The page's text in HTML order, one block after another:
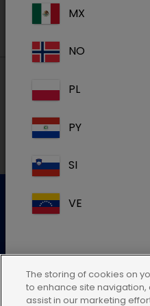
For mere information
Send en elektronisk
MX
NO
PL
PY
SI
VE
Hvis du ikke kan
The storing of cookies on
to enhance site
assist in our marketing